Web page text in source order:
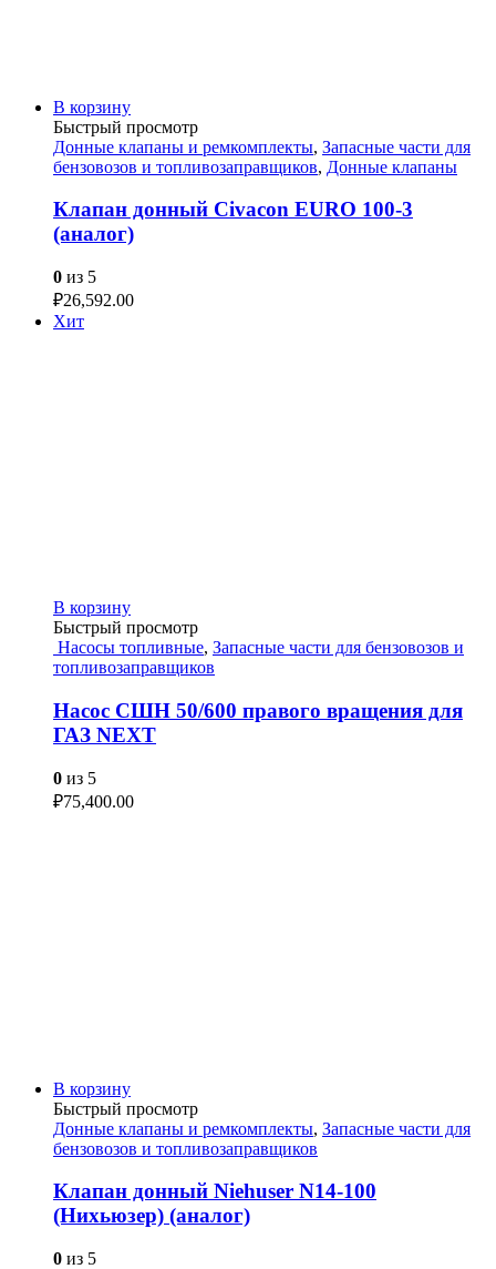
В корзину
Быстрый просмотр
Донные клапаны и ремкомплекты, Запасные части для
бензовозов и топливозаправщиков, Донные клапаны
Клапан донный Civacon EURO 100-3
(аналог)
0 из 5
₽26,592.00
Хит
В корзину
Быстрый просмотр
Насосы топливные, Запасные части для бензовозов и
топливозаправщиков
Насос СШН 50/600 правого вращения для
ГАЗ NEXT
0 из 5
₽75,400.00
В корзину
Быстрый просмотр
Донные клапаны и ремкомплекты, Запасные части для
бензовозов и топливозаправщиков
Клапан донный Niehuser N14-100
(Нихьюзер) (аналог)
0 из 5